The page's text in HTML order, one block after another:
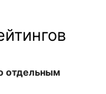
отдельным